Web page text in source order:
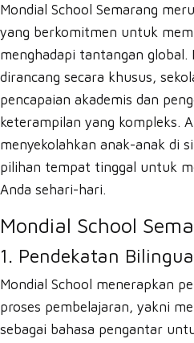
Mondial School Semarang
yang berkomitmen untuk
menghadapi tantangan
dirancang secara khusus,
pencapaian akademis dan
keterampilan yang kompleks.
menyekolahkan anak-anak di
pilihan tempat tinggal untuk
Anda sehari-hari.
Mondial School
1. Pendekatan
Mondial School menerapkan
proses pembelajaran, yakni
sebagai bahasa pengantar